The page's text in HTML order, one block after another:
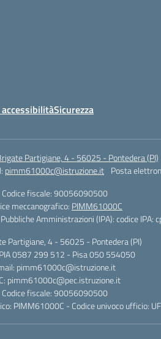
accessibilitàSicurezza
Partigiane, 4 - 56025 - Pontedera (PI)
pimm61000c@istruzione.it Posta
Codice fiscale: 90056090500
meccanografico: PIMM61000C
Amministrazioni (IPA): codice IPA:
Partigiane, 4 - 56025 - Pontedera (PI)
0587 299 512 - Pisa 050 554050
pimm61000c@istruzione.it
pimm61000c@pec.istruzione.it
Codice fiscale: 90056090500
PIMM61000C - Codice univoco ufficio: